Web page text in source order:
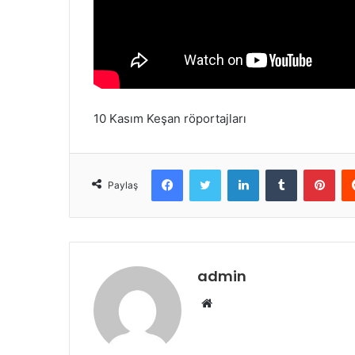
10 Kasım Keşan röportajları
Paylaş
admin